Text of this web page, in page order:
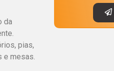
da
pias,
e mesas.